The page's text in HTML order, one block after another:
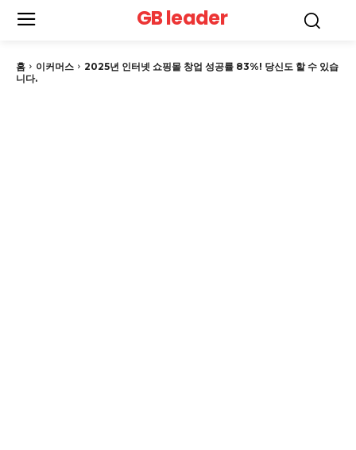
GB leader
홈 이커머스
2025년 인터넷 쇼핑몰 창업 성공률 83%! 당신도 할 수 있습
니다.